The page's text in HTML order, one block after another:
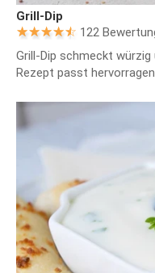
Grill-Dip
122
Grill-Dip schmeckt würzig
Rezept passt